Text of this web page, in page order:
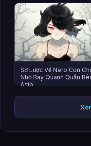
Sơ Lược Về Nero Con
Nhỏ Bay Quanh Quẩn
Asta